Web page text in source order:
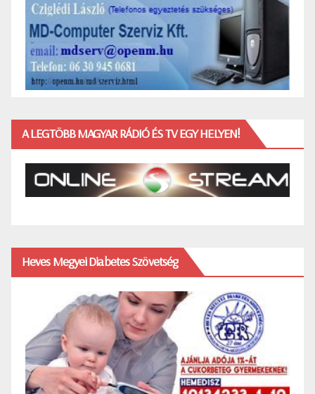
A LEGTÖBB MAGYAR RÁDIÓ ÉS TV EGY HELYEN!
Heves Megyei Diabetes Szövetség